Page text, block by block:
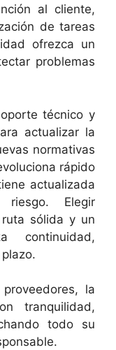
al cliente,
de tareas
ofrezca un
problemas
técnico y
actualizar la
normativas
rápido
actualizada
Elegir
sólida y un
continuidad,
la
tranquilidad,
todo su